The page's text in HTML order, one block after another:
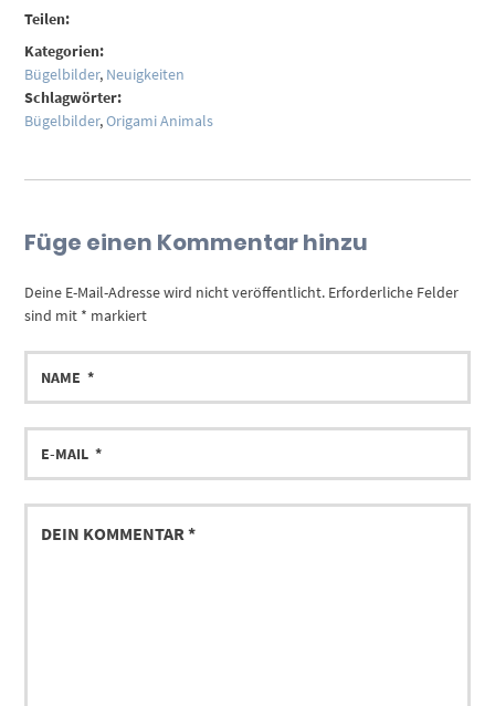
Teilen:
Kategorien:
Bügelbilder, Neuigkeiten
Schlagwörter:
Bügelbilder,Origami Animals
Füge einen Kommentar hinzu
Deine E-Mail-Adresse wird nicht veröffentlicht. Erforderliche Felder
sind mit * markiert
NAME
E-
MAIL
DEIN
KOMMENTAR